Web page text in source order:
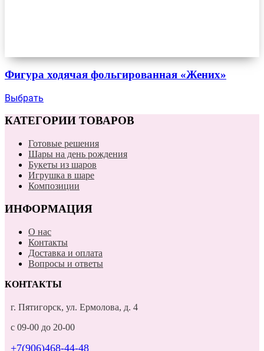
Фигура ходячая фольгированная «Жених»
Выбрать
КАТЕГОРИИ ТОВАРОВ
Готовые решения
Шары на день рождения
Букеты из шаров
Игрушка в шаре
Композиции
ИНФОРМАЦИЯ
О нас
Контакты
Доставка и оплата
Вопросы и ответы
КОНТАКТЫ
г. Пятигорск, ул. Ермолова, д. 4
с 09-00 до 20-00
+7(906)468-44-48